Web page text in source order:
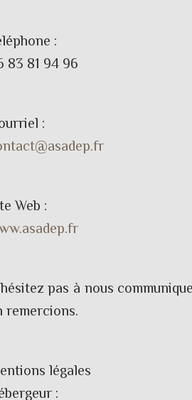
:
83 81 94 96
:
Web :
pas à nous
remercions.
légales
: